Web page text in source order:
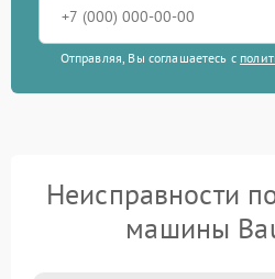
Отправляя, Вы соглашаетесь с
Неисправности
машины